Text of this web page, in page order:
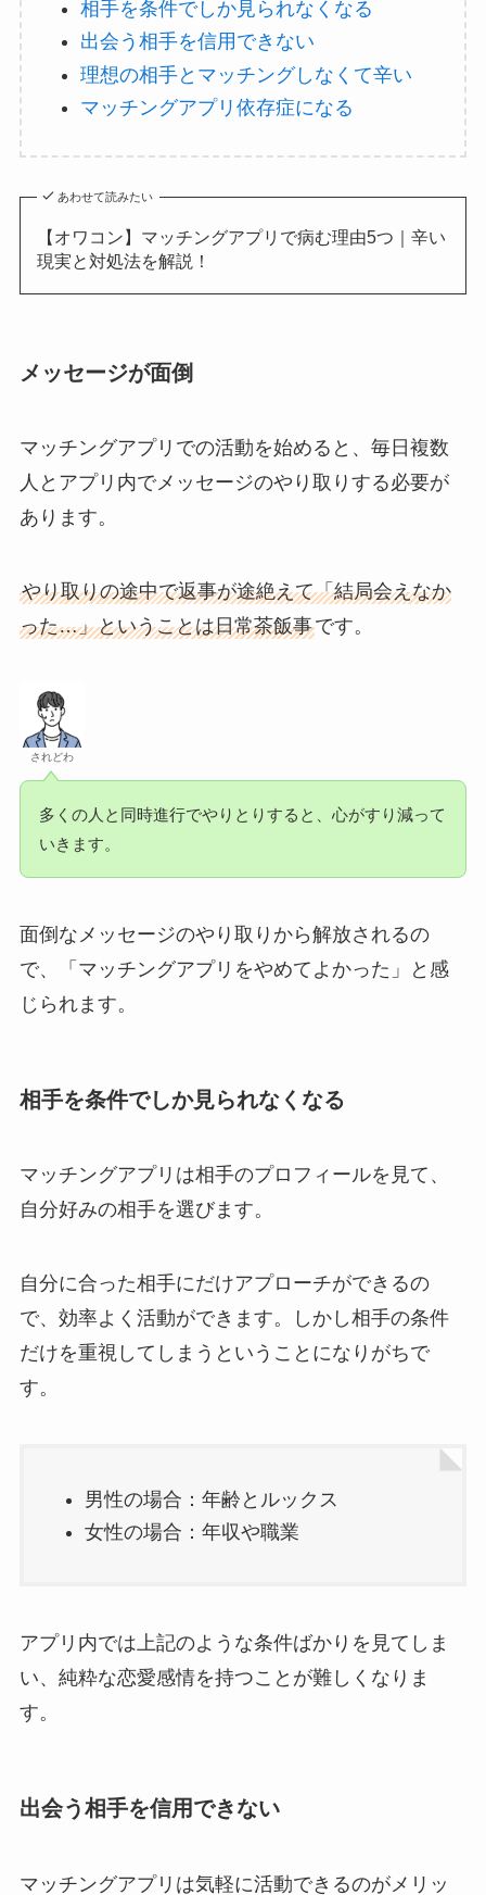
相手を条件でしか見られなくなる
出会う相手を信用できない
理想の相手とマッチングしなくて辛い
マッチングアプリ依存症になる
あわせて読みたい
【オワコン】マッチングアプリで病む理由5つ｜辛い
現実と対処法を解説！
メッセージが面倒
マッチングアプリでの活動を始めると、毎日複数
人とアプリ内でメッセージのやり取りする必要が
あります。
やり取りの途中で返事が途絶えて「結局会えなか
った…」ということは日常茶飯事です。
されどわ
多くの人と同時進行でやりとりすると、心がすり減って
いきます。
面倒なメッセージのやり取りから解放されるの
で、「マッチングアプリをやめてよかった」と感
じられます。
相手を条件でしか見られなくなる
マッチングアプリは相手のプロフィールを見て、
自分好みの相手を選びます。
自分に合った相手にだけアプローチができるの
で、効率よく活動ができます。しかし相手の条件
だけを重視してしまうということになりがちで
す。
男性の場合：年齢とルックス
女性の場合：年収や職業
アプリ内では上記のような条件ばかりを見てしま
い、純粋な恋愛感情を持つことが難しくなりま
す。
出会う相手を信用できない
マッチングアプリは気軽に活動できるのがメリッ